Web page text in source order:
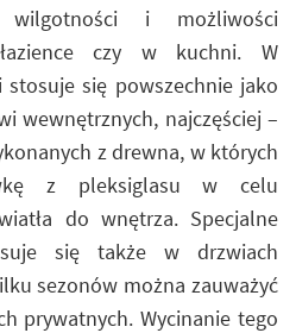
i możliwości
czy w kuchni. W
się powszechnie jako
wewnętrznych, najczęściej –
z drewna, w których
z pleksiglasu w celu
do wnętrza. Specjalne
się także w drzwiach
sezonów można zauważyć
prywatnych. Wycinanie tego